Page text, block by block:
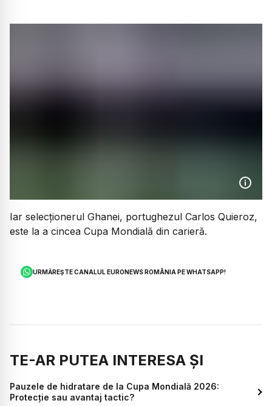
Iar selecționerul Ghanei, portughezul Carlos Quieroz,
este la a cincea Cupa Mondială din carieră.
URMĂREȘTE CANALUL EURONEWS ROMÂNIA PE WHATSAPP!
TE-AR PUTEA INTERESA ȘI
Pauzele de hidratare de la Cupa Mondială 2026:
Protecție sau avantaj tactic?